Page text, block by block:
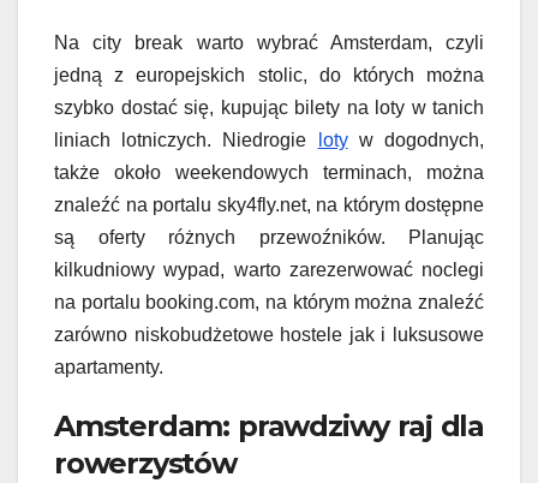
Na city break warto wybrać Amsterdam, czyli
jedną z europejskich stolic, do których można
szybko dostać się, kupując bilety na loty w tanich
liniach lotniczych. Niedrogie
lotyw dogodnych,
także około weekendowych terminach, można
znaleźć na portalu sky4fly.net, na którym dostępne
są oferty różnych przewoźników. Planując
kilkudniowy wypad, warto zarezerwować noclegi
na portalu booking.com, na którym można znaleźć
zarówno niskobudżetowe hostele jak i luksusowe
apartamenty.
Amsterdam: prawdziwy raj dla
rowerzystów